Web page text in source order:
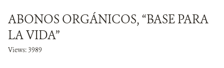
ABONOS ORGÁNICOS, “BASE PARA
LA VIDA”
Views: 3989